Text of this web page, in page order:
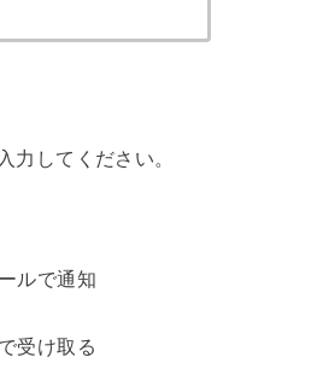
力してください。
ルで通知
受け取る